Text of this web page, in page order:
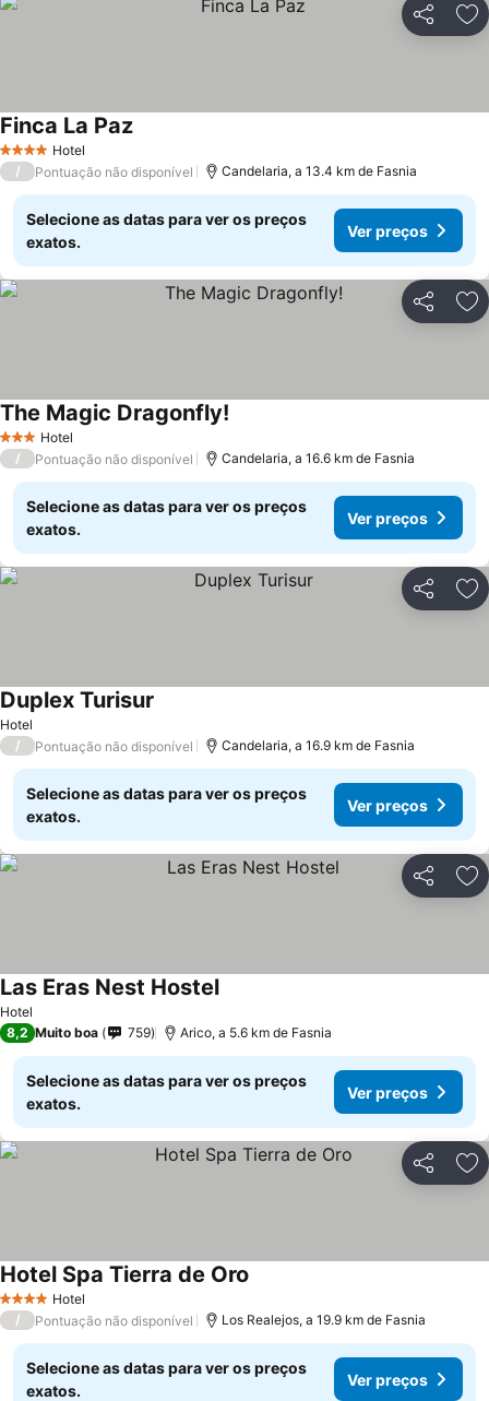
Partilhar
4 EstrelasHotel
Finca La Paz
/ Pontuação não disponível Candelaria, a 13.4 km de Fasnia
Selecione as datas para ver os preços
exatos.
Ver preços
Partilhar
3 EstrelasHotel
The Magic Dragonfly!
/ Pontuação não disponível Candelaria, a 16.6 km de Fasnia
Selecione as datas para ver os preços
exatos.
Ver preços
Partilhar
Hotel
Duplex Turisur
/ Pontuação não disponível Candelaria, a 16.9 km de Fasnia
Selecione as datas para ver os preços
exatos.
Ver preços
Partilhar
Hotel
Las Eras Nest Hostel
8,2 Muito boa 759 Arico, a 5.6 km de Fasnia
Selecione as datas para ver os preços
exatos.
Ver preços
Partilhar
4 EstrelasHotel
Hotel Spa Tierra de Oro
/ Pontuação não disponível Los Realejos, a 19.9 km de Fasnia
Selecione as datas para ver os preços
exatos.
Ver preços